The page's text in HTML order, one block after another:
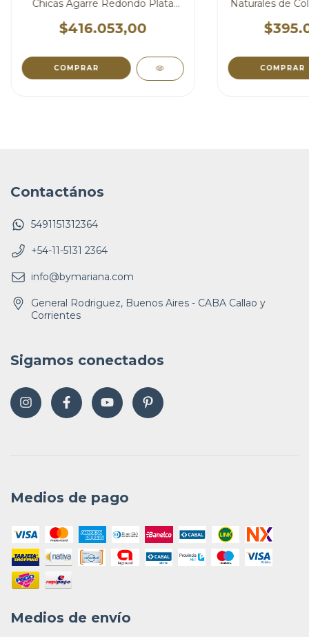
Chicas Agarre Redondo Plata
$416.053,00
COMPRAR
Naturales de
COMPRAR
Contactános
5491151312364
+54-11-5131 2364
info@bymariana.com
General Rodriguez, Buenos Aires - CABA Callao y
Corrientes
Sigamos conectados
Medios de pago
Medios de envío